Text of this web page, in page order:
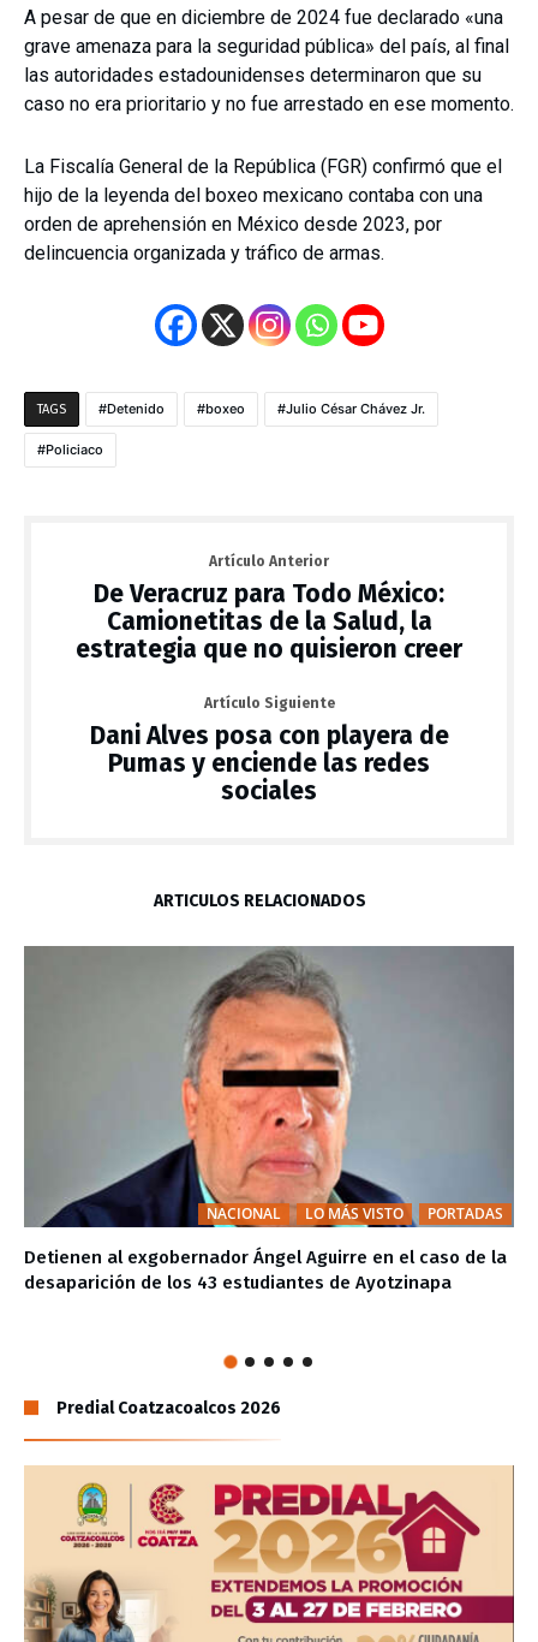
A pesar de que en diciembre de 2024 fue declarado «una
grave amenaza para la seguridad pública» del país, al final
las autoridades estadounidenses determinaron que su
caso no era prioritario y no fue arrestado en ese momento.
La Fiscalía General de la República (FGR) confirmó que el
hijo de la leyenda del boxeo mexicano contaba con una
orden de aprehensión en México desde 2023, por
delincuencia organizada y tráfico de armas.
TAGS Detenido boxeo Julio César Chávez Jr.
Policiaco
Artículo Anterior
De Veracruz para Todo México:
Camionetitas de la Salud, la
estrategia que no quisieron creer
Artículo Siguiente
Dani Alves posa con playera de
Pumas y enciende las redes
sociales
ARTÍCULOS RELACIONADOS
NACIONAL LO MÁS VISTO PORTADAS
Detienen al exgobernador Ángel Aguirre en el caso de la
desaparición de los 43 estudiantes de Ayotzinapa
Predial Coatzacoalcos 2026